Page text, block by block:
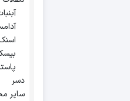
دسر
سایر